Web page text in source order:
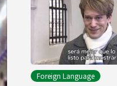
Foreign Language